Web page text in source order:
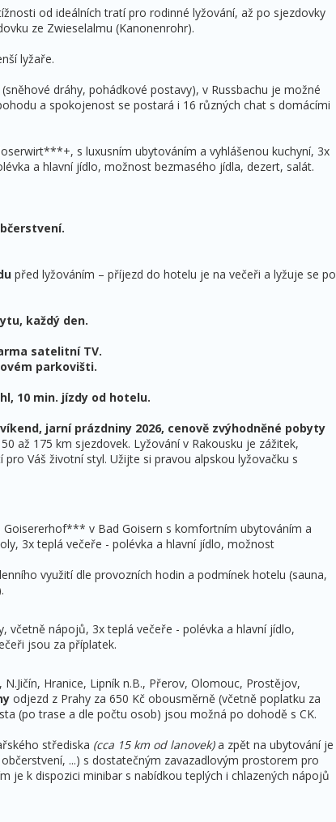
od ideálních tratí pro rodinné lyžování, až po sjezdovky
ze Zwieselalmu (Kanonenrohr).
lyžaře.
dráhy, pohádkové postavy), v Russbachu je možné
a spokojenost se postará i 16 různých chat s domácími
s luxusním ubytováním a vyhlášenou kuchyní, 3x
a hlavní jídlo, možnost bezmasého jídla, dezert, salát.
před lyžováním – příjezd do hotelu je na večeři a lyžuje se po
každý den.
satelitní TV.
parkovišti.
10 min. jízdy od hotelu.
jarní prázdniny 2026, cenově zvýhodněné pobyty
až 175 km sjezdovek. Lyžování v Rakousku je zážitek,
Váš životní styl. Užijte si pravou alpskou lyžovačku s
v Bad Goisern s komfortním ubytováním a
3x teplá večeře - polévka a hlavní jídlo, možnost
využití dle provozních hodin a podmínek hotelu (sauna,
včetně nápojů, 3x teplá večeře - polévka a hlavní jídlo,
jsou za příplatek.
Hranice, Lipník n.B., Přerov, Olomouc, Prostějov,
odjezd z Prahy za 650 Kč obousměrně (včetně poplatku za
(po trase a dle počtu osob) jsou možná po dohodě s CK.
střediska (cca 15 km od lanovek)a zpět na ubytování je
...) s dostatečným zavazadlovým prostorem pro
je k dispozici minibar s nabídkou teplých i chlazených nápojů